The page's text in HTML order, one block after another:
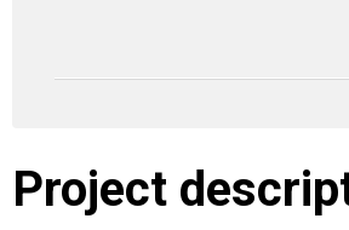
Project